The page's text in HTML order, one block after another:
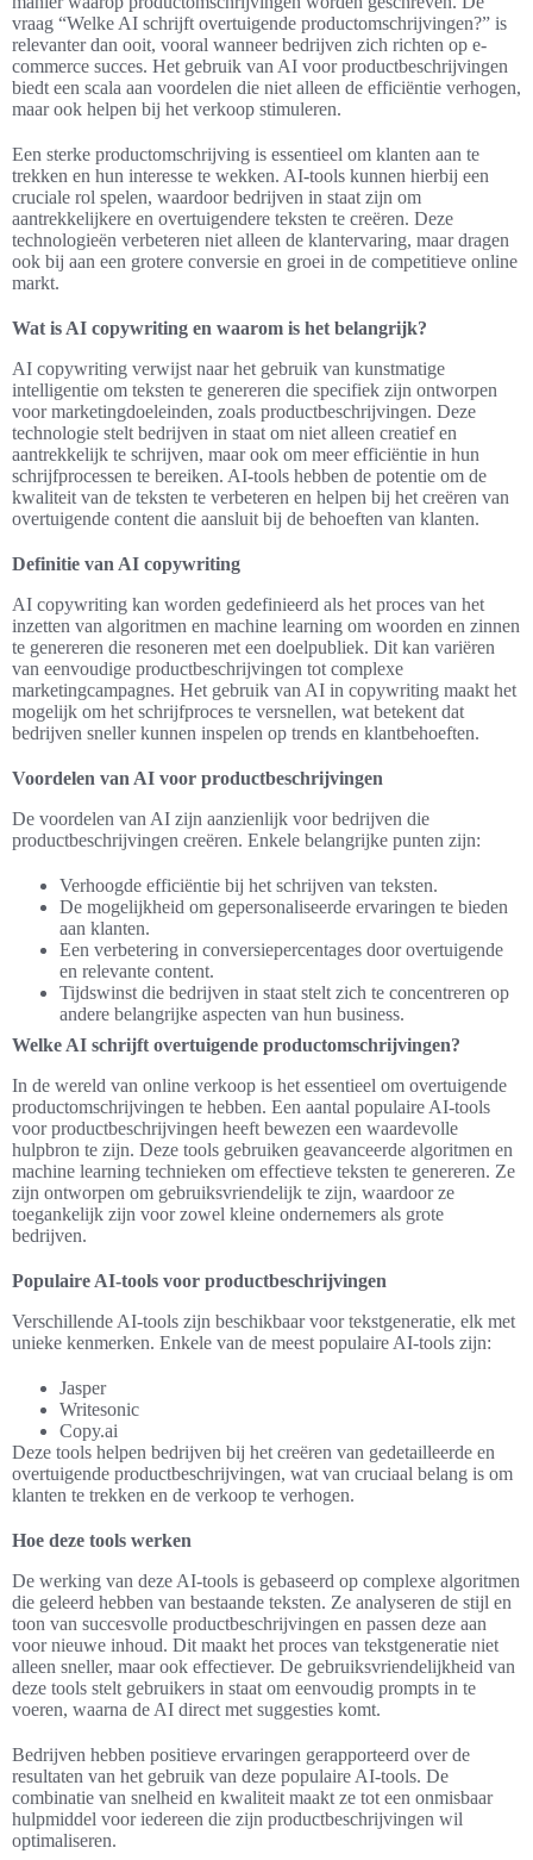
vraag “Welke AI schrijft overtuigende productomschrijvingen?” is
relevanter dan ooit, vooral wanneer bedrijven zich richten op e-
commerce succes. Het gebruik van AI voor productbeschrijvingen
biedt een scala aan voordelen die niet alleen de efficiëntie verhogen,
maar ook helpen bij het verkoop stimuleren.
Een sterke productomschrijving is essentieel om klanten aan te
trekken en hun interesse te wekken. AI-tools kunnen hierbij een
cruciale rol spelen, waardoor bedrijven in staat zijn om
aantrekkelijkere en overtuigendere teksten te creëren. Deze
technologieën verbeteren niet alleen de klantervaring, maar dragen
ook bij aan een grotere conversie en groei in de competitieve online
markt.
Wat is AI copywriting en waarom is het belangrijk?
AI copywriting verwijst naar het gebruik van kunstmatige
intelligentie om teksten te genereren die specifiek zijn ontworpen
voor marketingdoeleinden, zoals productbeschrijvingen. Deze
technologie stelt bedrijven in staat om niet alleen creatief en
aantrekkelijk te schrijven, maar ook om meer efficiëntie in hun
schrijfprocessen te bereiken. AI-tools hebben de potentie om de
kwaliteit van de teksten te verbeteren en helpen bij het creëren van
overtuigende content die aansluit bij de behoeften van klanten.
Definitie van AI copywriting
AI copywriting kan worden gedefinieerd als het proces van het
inzetten van algoritmen en machine learning om woorden en zinnen
te genereren die resoneren met een doelpubliek. Dit kan variëren
van eenvoudige productbeschrijvingen tot complexe
marketingcampagnes. Het gebruik van AI in copywriting maakt het
mogelijk om het schrijfproces te versnellen, wat betekent dat
bedrijven sneller kunnen inspelen op trends en klantbehoeften.
Voordelen van AI voor productbeschrijvingen
De voordelen van AI zijn aanzienlijk voor bedrijven die
productbeschrijvingen creëren. Enkele belangrijke punten zijn:
Verhoogde efficiëntie bij het schrijven van teksten.
De mogelijkheid om gepersonaliseerde ervaringen te bieden
aan klanten.
Een verbetering in conversiepercentages door overtuigende
en relevante content.
Tijdswinst die bedrijven in staat stelt zich te concentreren op
andere belangrijke aspecten van hun business.
Welke AI schrijft overtuigende productomschrijvingen?
In de wereld van online verkoop is het essentieel om overtuigende
productomschrijvingen te hebben. Een aantal populaire AI-tools
voor productbeschrijvingen heeft bewezen een waardevolle
hulpbron te zijn. Deze tools gebruiken geavanceerde algoritmen en
machine learning technieken om effectieve teksten te genereren. Ze
zijn ontworpen om gebruiksvriendelijk te zijn, waardoor ze
toegankelijk zijn voor zowel kleine ondernemers als grote
bedrijven.
Populaire AI-tools voor productbeschrijvingen
Verschillende AI-tools zijn beschikbaar voor tekstgeneratie, elk met
unieke kenmerken. Enkele van de meest populaire AI-tools zijn:
Jasper
Writesonic
Copy.ai
Deze tools helpen bedrijven bij het creëren van gedetailleerde en
overtuigende productbeschrijvingen, wat van cruciaal belang is om
klanten te trekken en de verkoop te verhogen.
Hoe deze tools werken
De werking van deze AI-tools is gebaseerd op complexe algoritmen
die geleerd hebben van bestaande teksten. Ze analyseren de stijl en
toon van succesvolle productbeschrijvingen en passen deze aan
voor nieuwe inhoud. Dit maakt het proces van tekstgeneratie niet
alleen sneller, maar ook effectiever. De gebruiksvriendelijkheid van
deze tools stelt gebruikers in staat om eenvoudig prompts in te
voeren, waarna de AI direct met suggesties komt.
Bedrijven hebben positieve ervaringen gerapporteerd over de
resultaten van het gebruik van deze populaire AI-tools. De
combinatie van snelheid en kwaliteit maakt ze tot een onmisbaar
hulpmiddel voor iedereen die zijn productbeschrijvingen wil
optimaliseren.